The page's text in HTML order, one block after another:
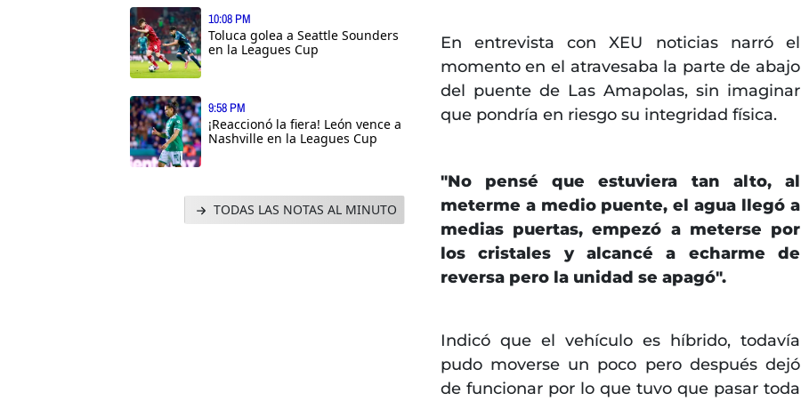
10:08 PM
Toluca golea a Seattle Sounders
en la Leagues Cup
9:58 PM
¡Reaccionó la fiera! León vence a
Nashville en la Leagues Cup
TODAS LAS NOTAS AL MINUTO
En entrevista con XEU noticias narró el
momento en el atravesaba la parte de abajo
del puente de Las Amapolas, sin imaginar
que pondría en riesgo su integridad física.
"No pensé que estuviera tan alto, al
meterme a medio puente, el agua llegó a
medias puertas, empezó a meterse por
los cristales y alcancé a echarme de
reversa pero la unidad se apagó".
Indicó que el vehículo es híbrido, todavía
pudo moverse un poco pero después dejó
de funcionar por lo que tuvo que pasar toda